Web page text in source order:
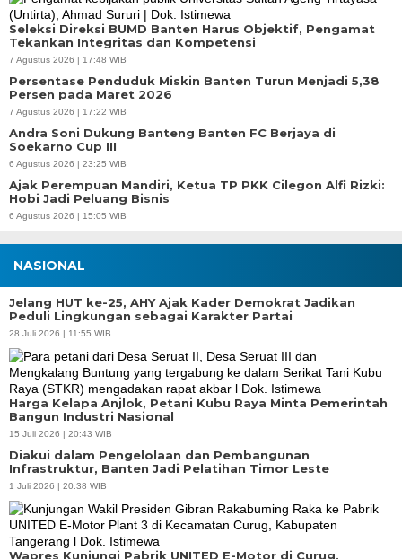
Seleksi Direksi BUMD Banten Harus Objektif, Pengamat
Tekankan Integritas dan Kompetensi
7 Agustus 2026 | 17:48 WIB
Persentase Penduduk Miskin Banten Turun Menjadi 5,38
Persen pada Maret 2026
7 Agustus 2026 | 17:22 WIB
Andra Soni Dukung Banteng Banten FC Berjaya di
Soekarno Cup III
6 Agustus 2026 | 23:25 WIB
Ajak Perempuan Mandiri, Ketua TP PKK Cilegon Alfi Rizki:
Hobi Jadi Peluang Bisnis
6 Agustus 2026 | 15:05 WIB
NASIONAL
Jelang HUT ke-25, AHY Ajak Kader Demokrat Jadikan
Peduli Lingkungan sebagai Karakter Partai
28 Juli 2026 | 11:55 WIB
Harga Kelapa Anjlok, Petani Kubu Raya Minta Pemerintah
Bangun Industri Nasional
15 Juli 2026 | 20:43 WIB
Diakui dalam Pengelolaan dan Pembangunan
Infrastruktur, Banten Jadi Pelatihan Timor Leste
1 Juli 2026 | 20:38 WIB
Wapres Kunjungi Pabrik UNITED E-Motor di Curug,